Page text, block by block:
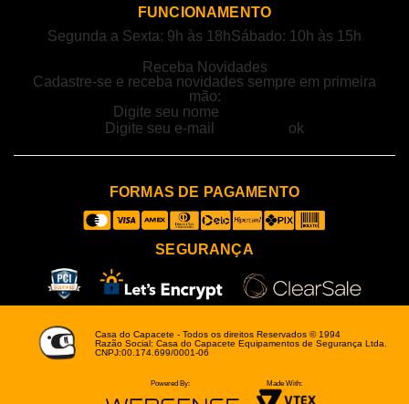
FUNCIONAMENTO
Segunda a Sexta: 9h às 18hSábado: 10h às 15h
Receba Novidades
Cadastre-se e receba novidades sempre em primeira
mão:
FORMAS DE PAGAMENTO
SEGURANÇA
Casa do Capacete - Todos os direitos Reservados © 1994
Razão Social: Casa do Capacete Equipamentos de Segurança Ltda.
CNPJ:00.174.699/0001-06
Powered By: Made With: